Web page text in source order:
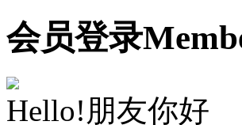
会员登录
Hello!朋友你好